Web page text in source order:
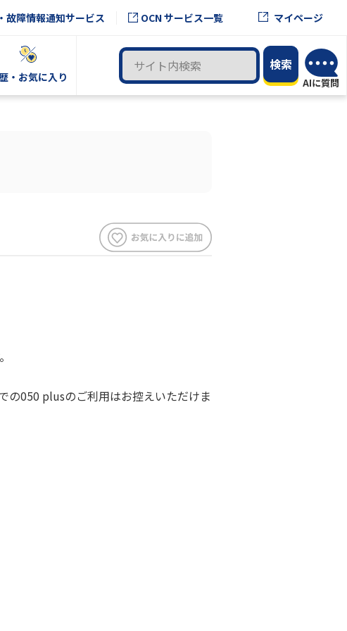
故障情報通知サービス OCN サービス一覧 マイページ
・お気に入り
の050 plusのご利用はお控えいただけま